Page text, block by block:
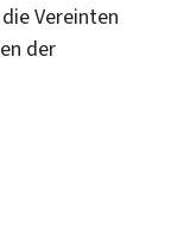
Vereinten
der